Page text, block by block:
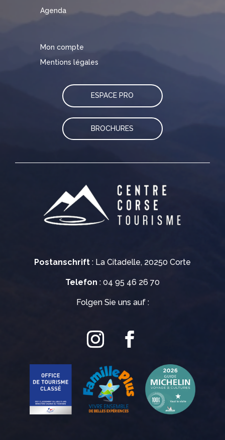
Postanschrift : La Citadelle, 20250 Corte
Telefon : 04 95 46 26 70
Folgen Sie uns auf :
Agenda
Mon compte
Mentions légales
ESPACE PRO
BROCHURES